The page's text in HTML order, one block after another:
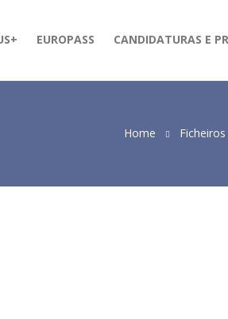
EUROPASS CANDIDATURAS E
Home Ficheiros